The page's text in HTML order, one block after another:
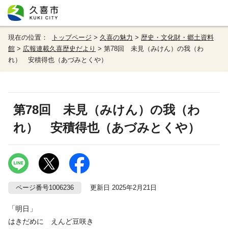
現在の位置： トップページ > 久喜の魅力 > 歴史・文化財・郷土資料
館 > 広報連載久喜歴史だより > 第78回 未見（みけん）の我（わ
れ） 安積得也（あづみとくや）
第78回 未見（みけん）の我（わ
れ） 安積得也（あづみとくや）
ページ番号1006236 更新日 2025年2月21日
「明日」
はきだめに えんど豆咲き